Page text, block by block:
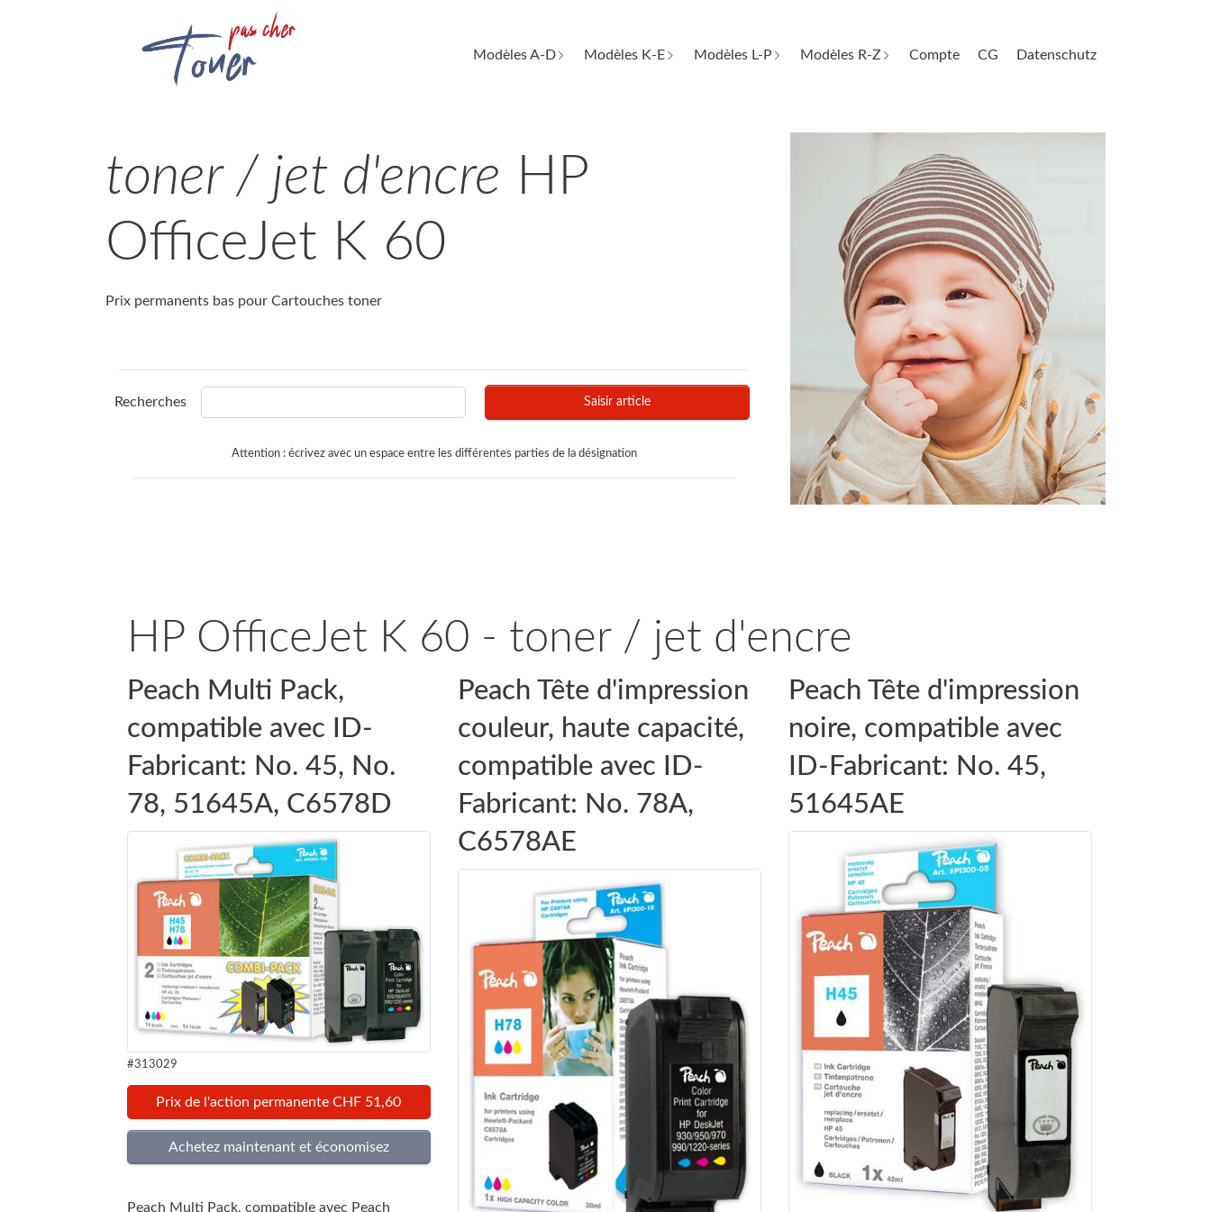
Modèles A-D Modèles K-E Modèles L-P Modèles R-Z Compte CG Datenschutz
toner / jet d'encre HP
OfficeJet K 60
Prix permanents bas pour Cartouches toner
Recherches Saisir article
Attention : écrivez avec un espace entre les différentes parties de la désignation
HP OfficeJet K 60 - toner / jet d'encre
Peach Multi Pack,
compatible avec ID-
Fabricant: No. 45, No.
78, 51645A, C6578D
#313029
Prix de l'action permanente CHF 51,60
Peach Multi Pack, compatible avec Peach
Peach Tête d'impression
couleur, haute capacité,
compatible avec ID-
Fabricant: No. 78A,
C6578AE
Peach Tête d'impression
noire, compatible avec
ID-Fabricant: No. 45,
51645AE